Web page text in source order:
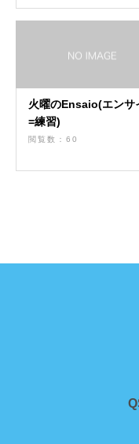
火曜のEnsaio(エンサ
=練習)
閲覧数：60